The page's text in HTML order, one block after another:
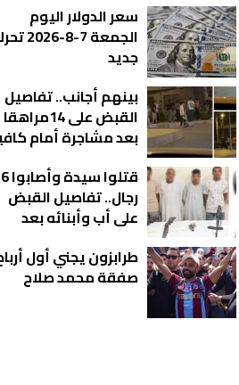
الأبراج | الأبراج بالأشهر
سعر الدولار اليوم
الجمعة 7-8-
جديد
بينهم أجانب.. تفاصيل
القبض على 14مراهقا
بعد مشاجرة أمام
قتلوا سيدة وأصابوا 6
رجال.. تفاصيل القبض
على أب وأبنائه بعد
طرابزون يجني أول
صفقة محمد صلاح